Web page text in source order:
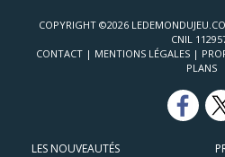
COPYRIGHT ©2026
CNIL
CONTACT | MENTIONS LÉGALES |
PLANS
LES NOUVEAUTÉS